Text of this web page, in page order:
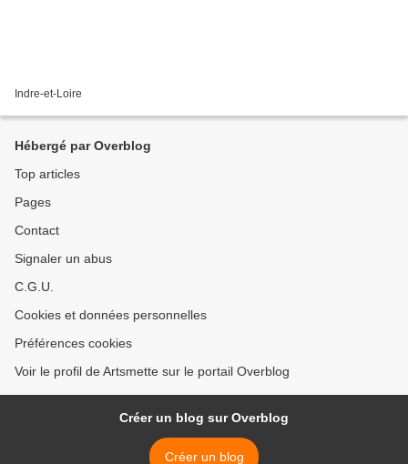
Indre-et-Loire
Hébergé par Overblog
Top articles
Pages
Contact
Signaler un abus
C.G.U.
Cookies et données personnelles
Préférences cookies
Voir le profil de Artsmette sur le portail Overblog
Créer un blog sur Overblog
Créer un blog